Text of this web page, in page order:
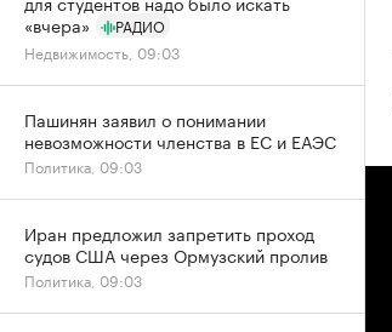
«вчера»
РАДИО
Недвижимость, 09:03
Пашинян заявил о понимании
невозможности членства в ЕС и ЕАЭС
Политика, 09:03
Иран предложил запретить проход
судов США через Ормузский пролив
Политика, 09:03